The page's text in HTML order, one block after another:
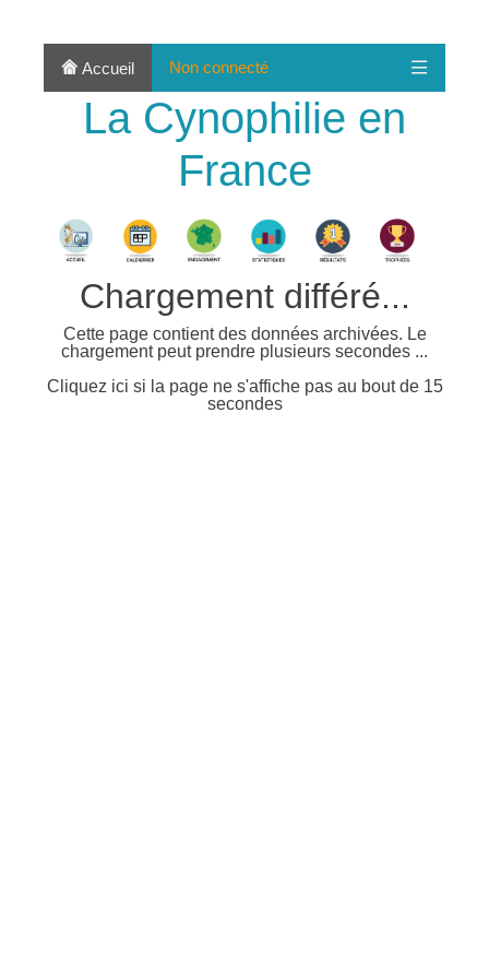
Accueil Non connecté
La Cynophilie en
France
Chargement différé...
Cette page contient des données archivées. Le
chargement peut prendre plusieurs secondes ...
Cliquez ici si la page ne s'affiche pas au bout de 15
secondes